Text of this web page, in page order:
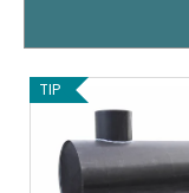
í
p
r
VTIP